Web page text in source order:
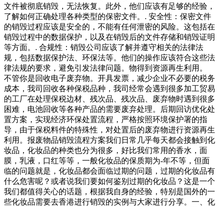
文件被彻底销毁，无法恢复。此外，他们应该有足够的经验，
了解如何正确处理各种类型的保密文件。. 安全性：保密文件
的销毁过程应该是安全的，不能有任何泄密的风险。这包括在
销毁过程中的数据保护，以及在销毁后的文件存储和销毁证明
等方面。. 合规性：销毁公司应该了解并遵守相关的法律法
规，包括数据保护法、环保法等。他们的操作应该符合这些法
律法规的要求，避免引发法律问题。物得到资源再生利用。
不管你是回收电子废弃物。开具发票，减少企业不必要的税务
成本，我司回收各种保税品种，我司经常会遇到很多加工贸易
的工厂在处理保税边材、残次品、残次品、废弃物时遇到很多
困难，电池回收等各种产品的需要废弃处理。后期回访优化处
置方案，实现经济环保处置流程，严格按照环境保护署的指
导，由于保税料件的特殊性，对处置后的废弃物进行资源再生
利用。报废物品销毁流程方案我们日常几乎每天都会接触到化
妆品，化妆品的种类也分为很多，好比我们常用的香水，面
膜，乳液，口红等等，一般化妆品的保质期为-年不等，但面
临的问题就是，化妆品都会面临过期的问题，过期的化妆品有
什么危害呢？或者说我们要如何鉴别过期的化妆品？这是一个
我们都值得关心的话题，根据我自身的经验，特别是国外的一
些化妆品需要去香港进行销毁的实例与大家进行分享。一、化